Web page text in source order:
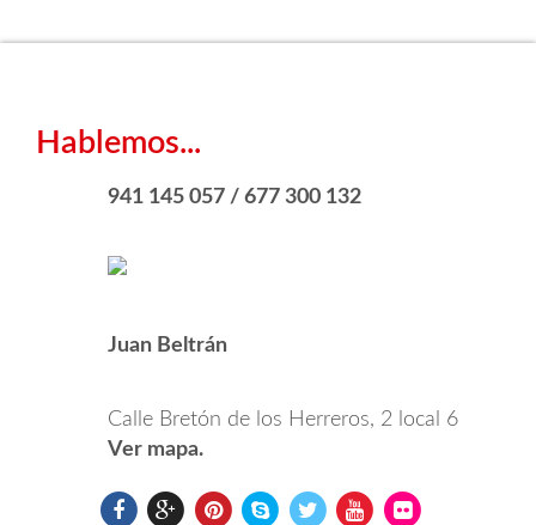
Hablemos...
941 145 057 / 677 300 132
Juan Beltrán
Calle Bretón de los Herreros, 2 local 6
Ver mapa.